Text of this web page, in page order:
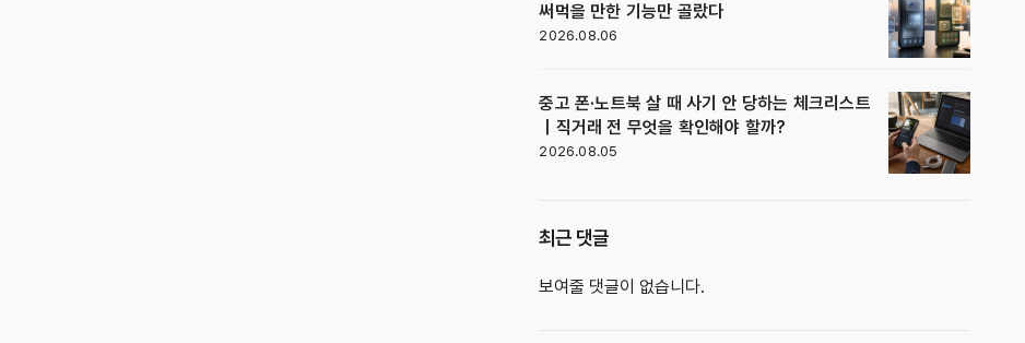
써먹을 만한 기능만 골랐다
2026.08.06
중고 폰·노트북 살 때 사기 안 당하는 체크리스트
｜직거래 전 무엇을 확인해야 할까?
2026.08.05
최근 댓글
보여줄 댓글이 없습니다.